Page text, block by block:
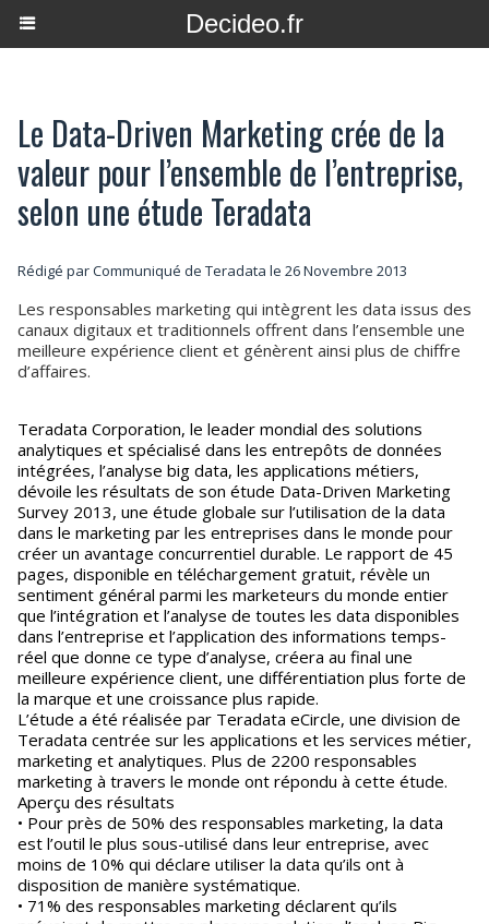
Decideo.fr
Le Data-Driven Marketing crée de la
valeur pour l’ensemble de l’entreprise,
selon une étude Teradata
Rédigé par Communiqué de Teradata le 26 Novembre 2013
Les responsables marketing qui intègrent les data issus des
canaux digitaux et traditionnels offrent dans l’ensemble une
meilleure expérience client et génèrent ainsi plus de chiffre
d’affaires.
Teradata Corporation, le leader mondial des solutions
analytiques et spécialisé dans les entrepôts de données
intégrées, l’analyse big data, les applications métiers,
dévoile les résultats de son étude Data-Driven Marketing
Survey 2013, une étude globale sur l’utilisation de la data
dans le marketing par les entreprises dans le monde pour
créer un avantage concurrentiel durable. Le rapport de 45
pages, disponible en téléchargement gratuit, révèle un
sentiment général parmi les marketeurs du monde entier
que l’intégration et l’analyse de toutes les data disponibles
dans l’entreprise et l’application des informations temps-
réel que donne ce type d’analyse, créera au final une
meilleure expérience client, une différentiation plus forte de
la marque et une croissance plus rapide.
L’étude a été réalisée par Teradata eCircle, une division de
Teradata centrée sur les applications et les services métier,
marketing et analytiques. Plus de 2200 responsables
marketing à travers le monde ont répondu à cette étude.
Aperçu des résultats
• Pour près de 50% des responsables marketing, la data
est l’outil le plus sous-utilisé dans leur entreprise, avec
moins de 10% qui déclare utiliser la data qu’ils ont à
disposition de manière systématique.
• 71% des responsables marketing déclarent qu’ils